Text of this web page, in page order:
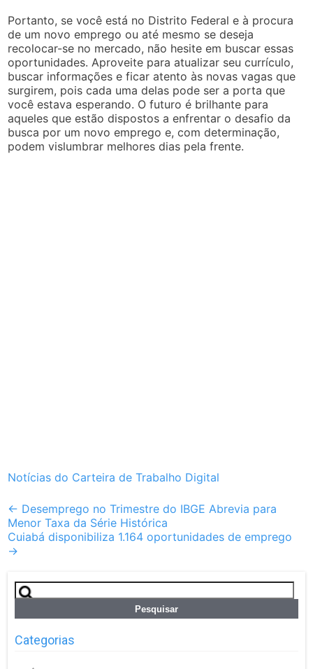
Portanto, se você está no Distrito Federal e à procura
de um novo emprego ou até mesmo se deseja
recolocar-se no mercado, não hesite em buscar essas
oportunidades. Aproveite para atualizar seu currículo,
buscar informações e ficar atento às novas vagas que
surgirem, pois cada uma delas pode ser a porta que
você estava esperando. O futuro é brilhante para
aqueles que estão dispostos a enfrentar o desafio da
busca por um novo emprego e, com determinação,
podem vislumbrar melhores dias pela frente.
Notícias do Carteira de Trabalho Digital
Post
navigation
← Desemprego no Trimestre do IBGE Abrevia para
Menor Taxa da Série Histórica
Cuiabá disponibiliza 1.164 oportunidades de emprego
→
Pesquisar
por:
Categorias